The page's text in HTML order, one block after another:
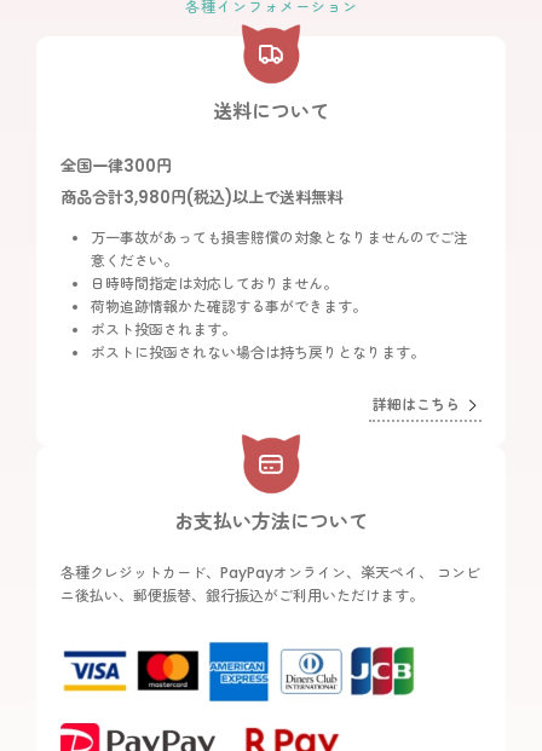
各種インフォメーション
送料について
全国一律300円
商品合計3,980円(税込)以上で送料無料
万一事故があっても損害賠償の対象となりませんのでご注
意ください。
日時時間指定は対応しておりません。
荷物追跡情報かた確認する事ができます。
ポスト投函されます。
ポストに投函されない場合は持ち戻りとなります。
詳細はこちら
お支払い方法について
各種クレジットカード、PayPayオンライン、楽天ペイ、 コンビ
ニ後払い、郵便振替、銀行振込がご利用いただけます。